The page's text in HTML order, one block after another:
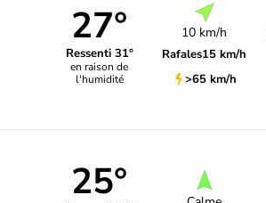
27°
Ressenti 31°
en raison de
l'humidité
10 km/h
Rafales15 km/h
>65 km/h
25°